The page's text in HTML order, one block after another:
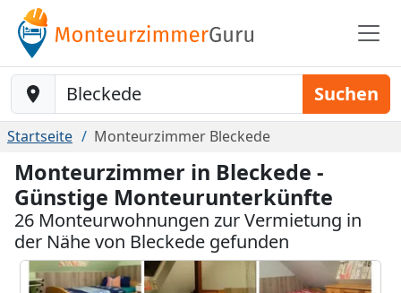
Baustelle-Location Suchen
Startseite Monteurzimmer Bleckede
Monteurzimmer in Bleckede -
Günstige Monteurunterkünfte
26 Monteurwohnungen zur Vermietung in
der Nähe von Bleckede gefunden